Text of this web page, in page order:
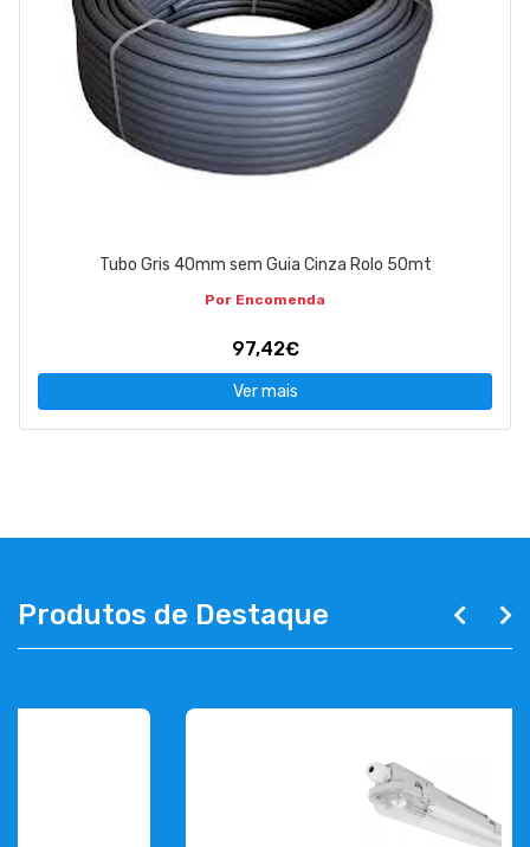
Tubo Gris 40mm sem Guia Cinza Rolo 50mt
Por Encomenda
97,42€
Ver mais
Produtos de Destaque